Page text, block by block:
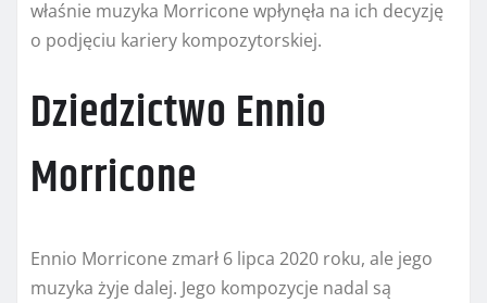
właśnie muzyka Morricone wpłynęła na ich decyzję
o podjęciu kariery kompozytorskiej.
Dziedzictwo Ennio
Morricone
Ennio Morricone zmarł 6 lipca 2020 roku, ale jego
muzyka żyje dalej. Jego kompozycje nadal są